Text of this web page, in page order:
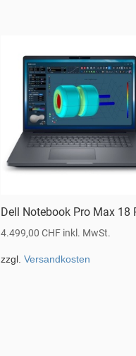
Dell Notebook Pro Max 18
4.499,00 CHF inkl. MwSt.
zzgl. Versandkosten